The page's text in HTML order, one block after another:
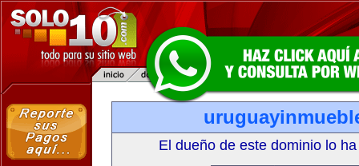
El dueño de este dominio lo